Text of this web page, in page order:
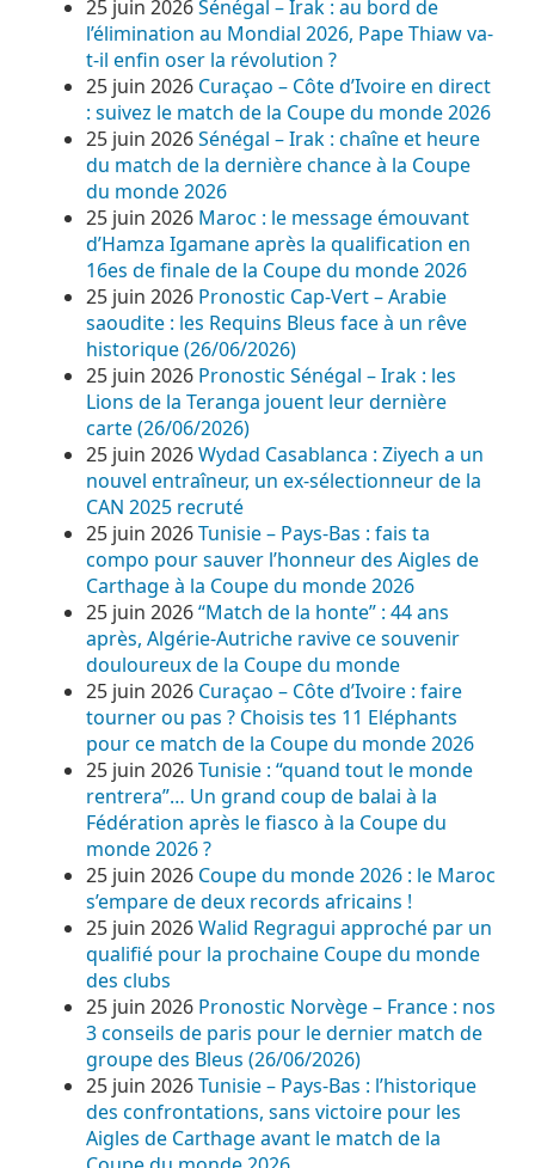
25 juin 2026Sénégal – Irak : au bord de
l’élimination au Mondial 2026, Pape Thiaw va-
t-il enfin oser la révolution ?
25 juin 2026 Curaçao – Côte d’Ivoire en direct
: suivez le match de la Coupe du monde 2026
25 juin 2026Sénégal – Irak : chaîne et heure
du match de la dernière chance à la Coupe
du monde 2026
25 juin 2026 Maroc : le message émouvant
d’Hamza Igamane après la qualification en
16es de finale de la Coupe du monde 2026
25 juin 2026 Pronostic Cap-Vert – Arabie
saoudite : les Requins Bleus face à un rêve
historique (26/06/2026)
25 juin 2026 Pronostic Sénégal – Irak : les
Lions de la Teranga jouent leur dernière
carte (26/06/2026)
25 juin 2026Wydad Casablanca : Ziyech a un
nouvel entraîneur, un ex-sélectionneur de la
CAN 2025 recruté
25 juin 2026Tunisie – Pays-Bas : fais ta
compo pour sauver l’honneur des Aigles de
Carthage à la Coupe du monde 2026
25 juin 2026“Match de la honte” : 44 ans
après, Algérie-Autriche ravive ce souvenir
douloureux de la Coupe du monde
25 juin 2026 Curaçao – Côte d’Ivoire : faire
tourner ou pas ? Choisis tes 11 Eléphants
pour ce match de la Coupe du monde 2026
25 juin 2026Tunisie : “quand tout le monde
rentrera”… Un grand coup de balai à la
Fédération après le fiasco à la Coupe du
monde 2026 ?
25 juin 2026 Coupe du monde 2026 : le Maroc
s’empare de deux records africains !
25 juin 2026Walid Regragui approché par un
qualifié pour la prochaine Coupe du monde
des clubs
25 juin 2026 Pronostic Norvège – France : nos
3 conseils de paris pour le dernier match de
groupe des Bleus (26/06/2026)
25 juin 2026Tunisie – Pays-Bas : l’historique
des confrontations, sans victoire pour les
Aigles de Carthage avant le match de la